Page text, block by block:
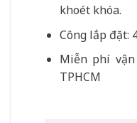
khoét khóa.
Công lắp đặt:
Miễn phí
TPHCM